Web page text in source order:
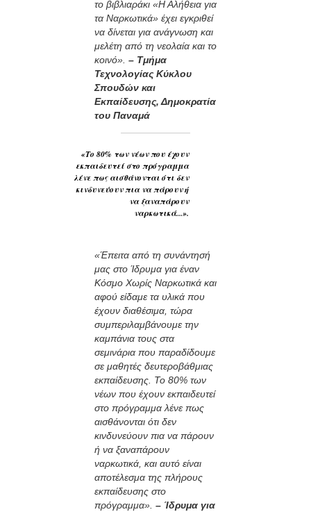
το βιβλιαράκι «Η Αλήθεια για
τα Ναρκωτικά» έχει εγκριθεί
να δίνεται για ανάγνωση και
μελέτη από τη νεολαία και το
κοινό». – Τμήμα
Τεχνολογίας Κύκλου
Σπουδών και
Εκπαίδευσης, Δημοκρατία
του Παναμά
«Το 80% των νέων που έχουν
εκπαιδευτεί στο πρόγραμμα
λένε πως αισθάνονται ότι δεν
κινδυνεύουν πια να πάρουν ή
να ξαναπάρουν
ναρκωτικά...».
«Έπειτα από τη συνάντησή
μας στο Ίδρυμα για έναν
Κόσμο Χωρίς Ναρκωτικά και
αφού είδαμε τα υλικά που
έχουν διαθέσιμα, τώρα
συμπεριλαμβάνουμε την
καμπάνια τους στα
σεμινάρια που παραδίδουμε
σε μαθητές δευτεροβάθμιας
εκπαίδευσης. Το 80% των
νέων που έχουν εκπαιδευτεί
στο πρόγραμμα λένε πως
αισθάνονται ότι δεν
κινδυνεύουν πια να πάρουν
ή να ξαναπάρουν
ναρκωτικά, και αυτό είναι
αποτέλεσμα της πλήρους
εκπαίδευσης στο
πρόγραμμα». – Ίδρυμα για